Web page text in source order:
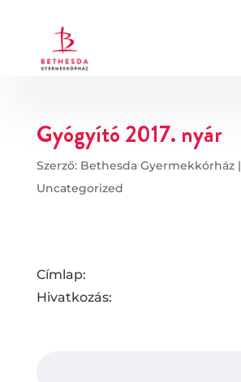
Gyógyító 2017. nyár
Szerző: Bethesda Gyermekkórház|
Uncategorized
Címlap:
Hivatkozás: